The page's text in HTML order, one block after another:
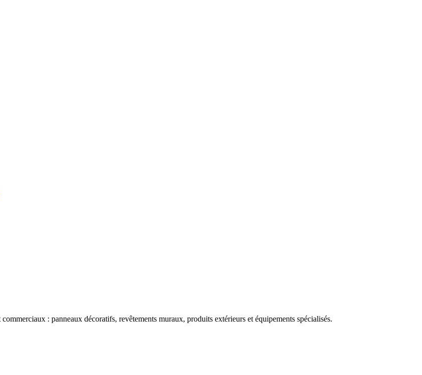
: panneaux décoratifs, revêtements muraux, produits extérieurs et équipements spécialisés.